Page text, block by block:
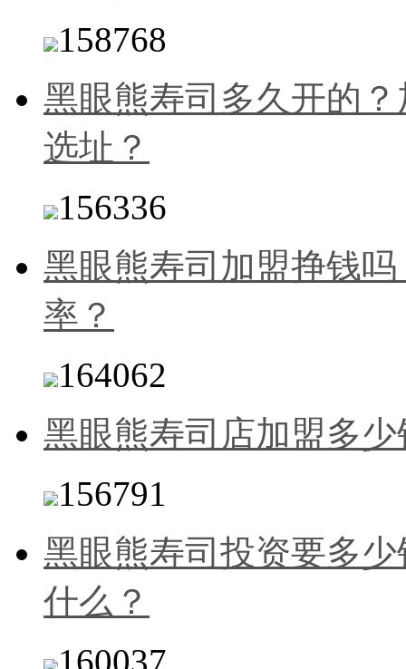
158768
黑眼熊寿司多久开的
选址？
156336
黑眼熊寿司加盟挣钱
率？
164062
黑眼熊寿司店加盟多
156791
黑眼熊寿司投资要多
什么？
160037